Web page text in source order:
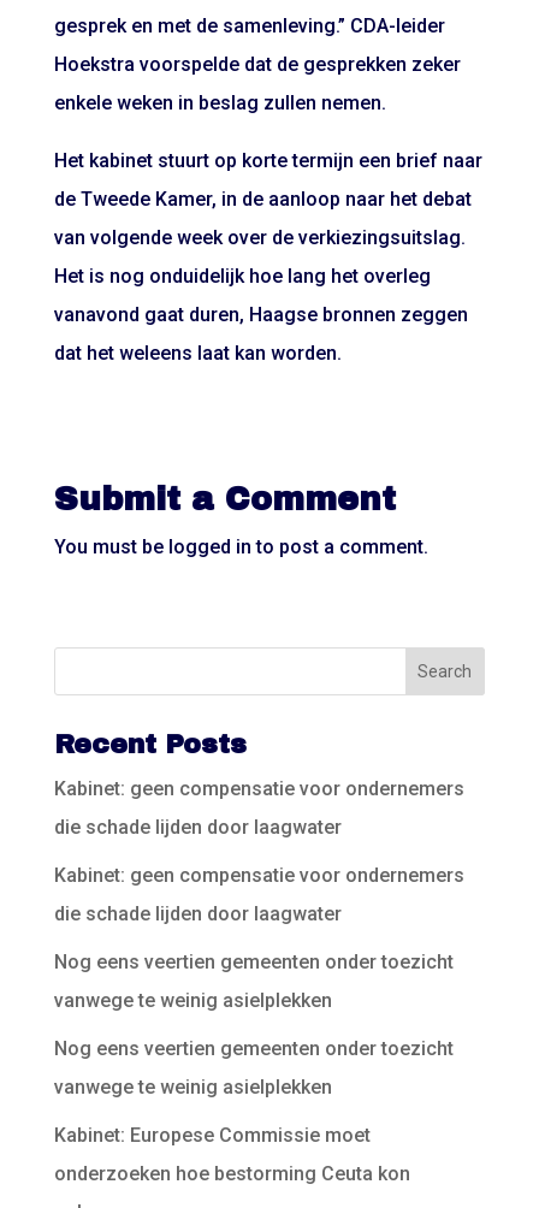
gesprek en met de samenleving.” CDA-leider
Hoekstra voorspelde dat de gesprekken zeker
enkele weken in beslag zullen nemen.
Het kabinet stuurt op korte termijn een brief naar
de Tweede Kamer, in de aanloop naar het debat
van volgende week over de verkiezingsuitslag.
Het is nog onduidelijk hoe lang het overleg
vanavond gaat duren, Haagse bronnen zeggen
dat het weleens laat kan worden.
Submit a Comment
You must be logged in to post a comment.
Recent Posts
Kabinet: geen compensatie voor ondernemers
die schade lijden door laagwater
Kabinet: geen compensatie voor ondernemers
die schade lijden door laagwater
Nog eens veertien gemeenten onder toezicht
vanwege te weinig asielplekken
Nog eens veertien gemeenten onder toezicht
vanwege te weinig asielplekken
Kabinet: Europese Commissie moet
onderzoeken hoe bestorming Ceuta kon